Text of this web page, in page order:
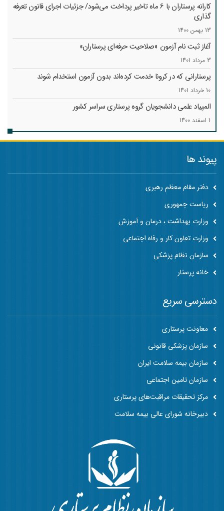
کارانه‌ پرستاران با 6 ماه تاخیر پرداخت می‌شود/ جزئیات اجرای قانون تعرفه
گذاری
13 بهمن 1400
آغاز ثبت نام آزمون «صلاحیت حرفه‌ای پرستاران»
3 مرداد 1401
پرستارانی که در کرونا خدمت کرد‌ه‌اند بدون آزمون استخدام شوند
10 خرداد 1401
المپیاد علمی دانشجویان گروه پرستاری سراسر کشور
1 اسفند 1400
پیوند ها
دفتر مقام معظم رهبری
ریاست جمهوری
وزارت بهداشت ، درمان و آموزش
وزارت تعاون کار و رفاه اجتماعی
سازمان نظام پزشکی
خانه پرستار
دسترسی سریع
معاونت پرستاری
سازمان پزشکی قانونی
سازمان بیمه سلامت ایران
سازمان تامین اجتماعی
مرکز تحقیقات مراقبت‌های پرستاری
دبیرخانه شورای عالی بیمه سلامت